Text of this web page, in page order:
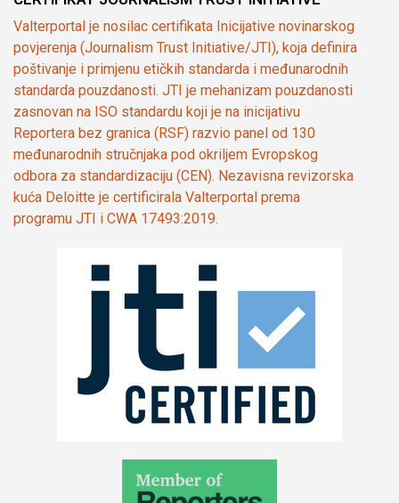
Valterportal je nosilac certifikata Inicijative novinarskog
povjerenja (Journalism Trust Initiative/JTI), koja definira
poštivanje i primjenu etičkih standarda i međunarodnih
standarda pouzdanosti. JTI je mehanizam pouzdanosti
zasnovan na ISO standardu koji je na inicijativu
Reportera bez granica (RSF) razvio panel od 130
međunarodnih stručnjaka pod okriljem Evropskog
odbora za standardizaciju (CEN). Nezavisna revizorska
kuća Deloitte je certificirala Valterportal prema
programu JTI i CWA 17493:2019.